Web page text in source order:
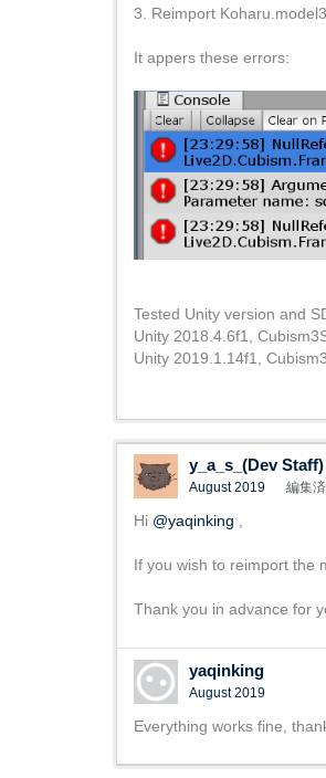
3. Reimport Koharu.model3
It appers these errors:
Tested Unity version and
Unity 2018.4.6f1,
Unity 2019.1.14f1,
y_a_s_(Dev Staff)
August 2019 編集
Hi @yaqinking
If you wish to reimport the
Thank you in advance for
yaqinking
August 2019
Everything works fine,